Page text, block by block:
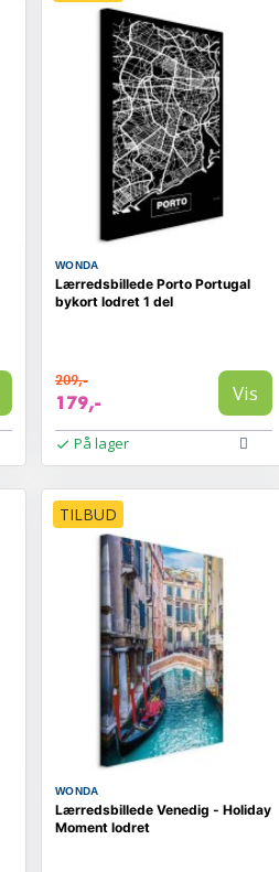
WONDA
Lærredsbillede Porto Portugal
bykort lodret 1 del
209,-
179,- Vis
På lager
TILBUD
WONDA
Lærredsbillede Venedig - Holiday
Moment lodret